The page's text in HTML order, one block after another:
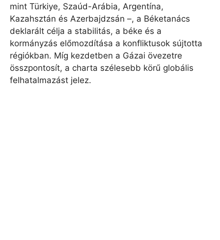
mint Türkiye, Szaúd-Arábia, Argentína,
Kazahsztán és Azerbajdzsán –, a Béketanács
deklarált célja a stabilitás, a béke és a
kormányzás előmozdítása a konfliktusok sújtotta
régiókban. Míg kezdetben a Gázai övezetre
összpontosít, a charta szélesebb körű globális
felhatalmazást jelez.